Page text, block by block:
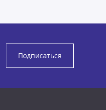
Подписаться